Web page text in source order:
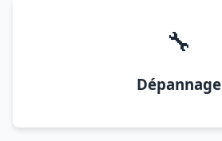
🔧
Dépannage